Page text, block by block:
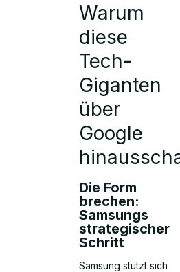
Warum
diese
Tech-
Giganten
über
Google
Die Form
brechen:
Samsungs
strategischer
Schritt
Samsung stützt sich